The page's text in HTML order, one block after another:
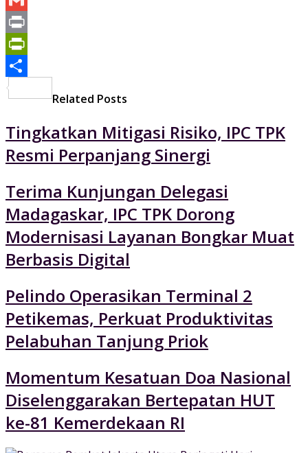
Mail
Gmail
Print
PrintFriendly
Related Posts
Tingkatkan Mitigasi Risiko, IPC TPK
Resmi Perpanjang Sinergi
Terima Kunjungan Delegasi
Madagaskar, IPC TPK Dorong
Modernisasi Layanan Bongkar Muat
Berbasis Digital
Pelindo Operasikan Terminal 2
Petikemas, Perkuat Produktivitas
Pelabuhan Tanjung Priok
Momentum Kesatuan Doa Nasional
Diselenggarakan Bertepatan HUT
ke-81 Kemerdekaan RI